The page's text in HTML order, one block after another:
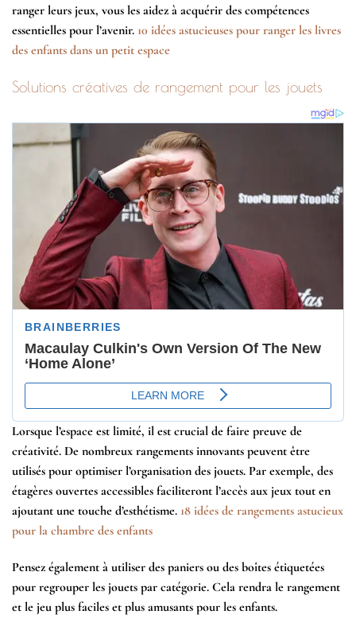
ranger leurs jeux, vous les aidez à acquérir des compétences
essentielles pour l’avenir. 10 idées astucieuses pour ranger les livres
des enfants dans un petit espace
Solutions créatives de rangement pour les jouets
Lorsque l’espace est limité, il est crucial de faire preuve de
créativité. De nombreux rangements innovants peuvent être
utilisés pour optimiser l’organisation des jouets. Par exemple, des
étagères ouvertes accessibles faciliteront l’accès aux jeux tout en
ajoutant une touche d’esthétisme. 18 idées de rangements astucieux
pour la chambre des enfants
Pensez également à utiliser des paniers ou des boîtes étiquetées
pour regrouper les jouets par catégorie. Cela rendra le rangement
et le jeu plus faciles et plus amusants pour les enfants.